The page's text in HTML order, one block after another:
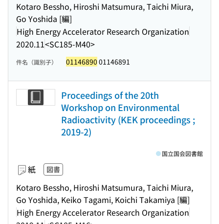
Kotaro Bessho, Hiroshi Matsumura, Taichi Miura,
Go Yoshida [編]
High Energy Accelerator Research Organization
2020.11<SC185-M40>
件名（識別子） 01146890 01146891
Proceedings of the 20th
Workshop on Environmental
Radioactivity (KEK proceedings ;
2019-2)
紙 図書
Kotaro Bessho, Hiroshi Matsumura, Taichi Miura,
Go Yoshida, Keiko Tagami, Koichi Takamiya [編]
High Energy Accelerator Research Organization
国立国会図書館